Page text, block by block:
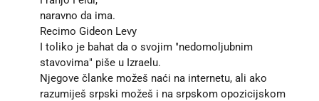
naravno da ima.
Recimo Gideon Levy
I toliko je bahat da o svojim "nedomoljubnim
stavovima" piše u Izraelu.
Njegove članke možeš naći na internetu, ali ako
razumiješ srpski možeš i na srpskom opozicijskom